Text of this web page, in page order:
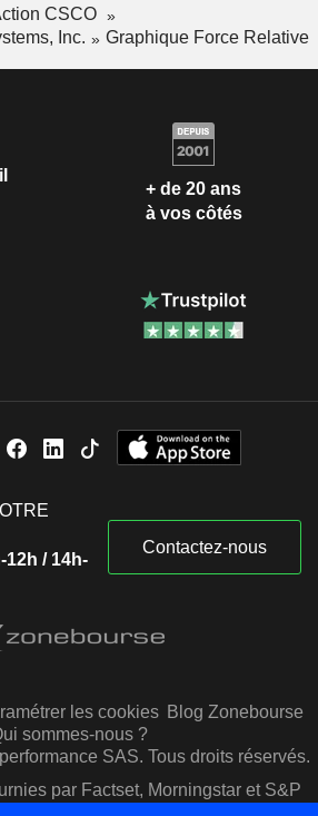
CSCO
Inc.
Graphique Force Relative
+ de 20 ans
à vos côtés
12h / 14h-
Contactez-nous
les cookies Blog Zonebourse
sommes-nous ?
SAS. Tous droits réservés.
par Factset, Morningstar et S&P